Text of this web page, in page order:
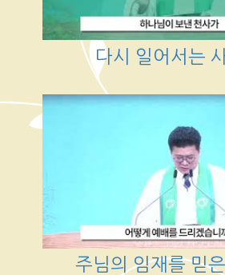
다시 일어서는
주님의 임재를 믿